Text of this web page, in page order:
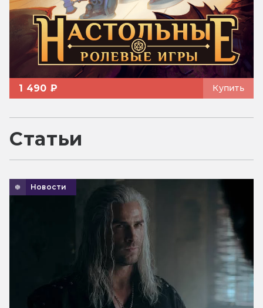
1 490 ₽ Купить
Статьи
Новости